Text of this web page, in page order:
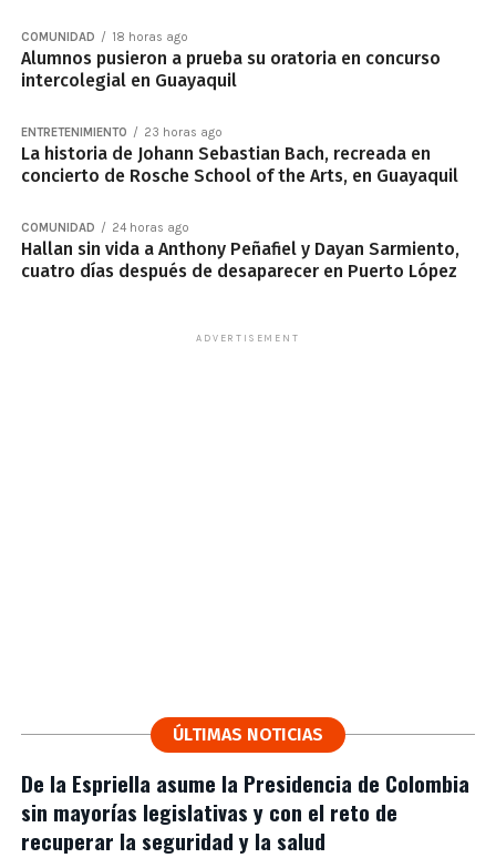
COMUNIDAD 18 horas ago
Alumnos pusieron a prueba su oratoria en concurso
intercolegial en Guayaquil
ENTRETENIMIENTO 23 horas ago
La historia de Johann Sebastian Bach, recreada en
concierto de Rosche School of the Arts, en Guayaquil
COMUNIDAD 24 horas ago
Hallan sin vida a Anthony Peñafiel y Dayan Sarmiento,
cuatro días después de desaparecer en Puerto López
ADVERTISEMENT
ÚLTIMAS NOTICIAS
De la Espriella asume la Presidencia de Colombia
sin mayorías legislativas y con el reto de
recuperar la seguridad y la salud